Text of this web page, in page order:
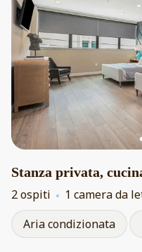
Stanza privata,
2 ospiti
1 camera da
Aria condizionata